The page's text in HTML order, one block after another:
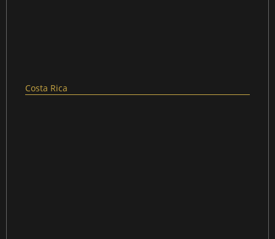
Costa Rica